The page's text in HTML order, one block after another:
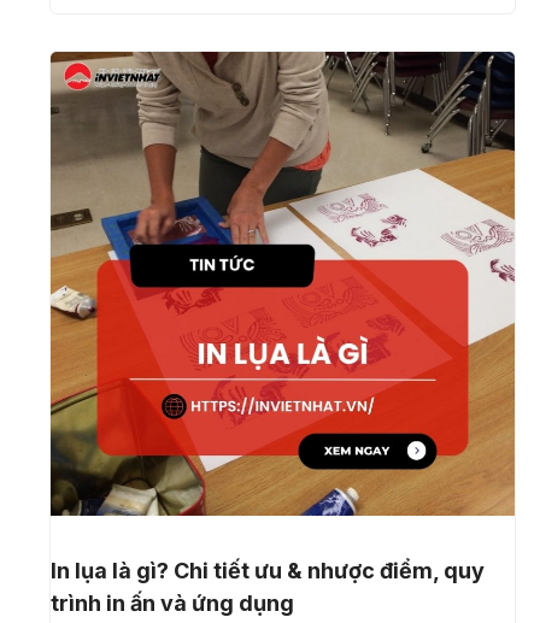
In lụa là gì? Chi tiết ưu & nhược điểm, quy
trình in ấn và ứng dụng